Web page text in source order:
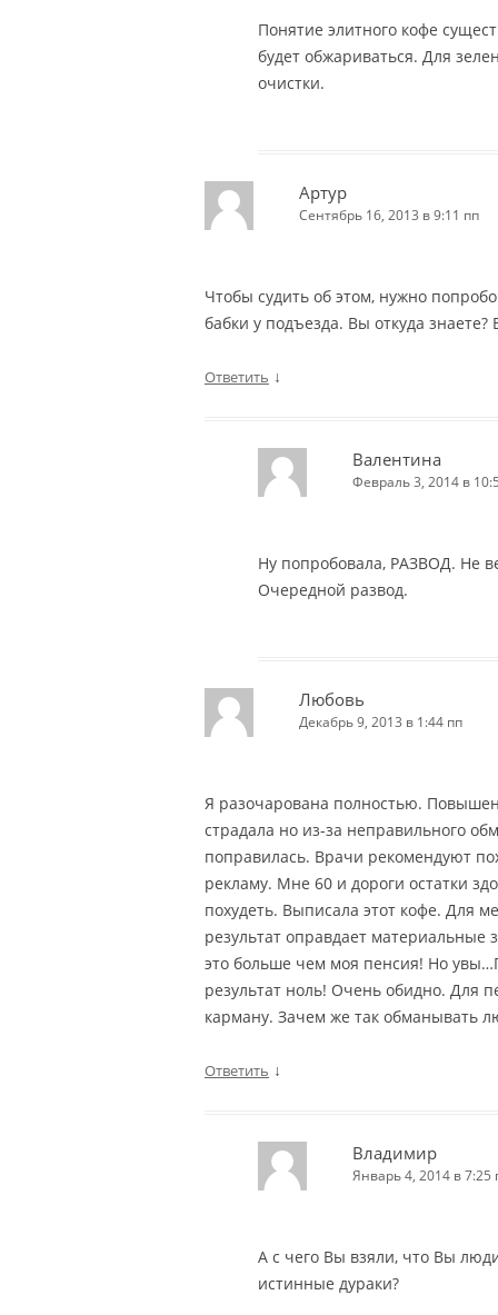
Понятие элитного кофе
будет обжариваться. Для
очистки.
Артур
Сентябрь 16, 2013 в 9:11 пп
Чтобы судить об этом, нужно
бабки у подъезда. Вы откуда
Ответить ↓
Валентина
Февраль 3, 2014 в
Ну попробовала, РАЗВОД. Не
Очередной развод.
Любовь
Декабрь 9, 2013 в 1:44 пп
Я разочарована полностью.
страдала но из-за неправильного
поправилась. Врачи рекомендуют
рекламу. Мне 60 и дороги остатки
похудеть. Выписала этот кофе. Для
результат оправдает
это больше чем моя пенсия! Но
результат ноль! Очень обидно. Для
карману. Зачем же так обманывать
Ответить ↓
Владимир
Январь 4, 2014 в 7:25
А с чего Вы взяли, что Вы
истинные дураки?